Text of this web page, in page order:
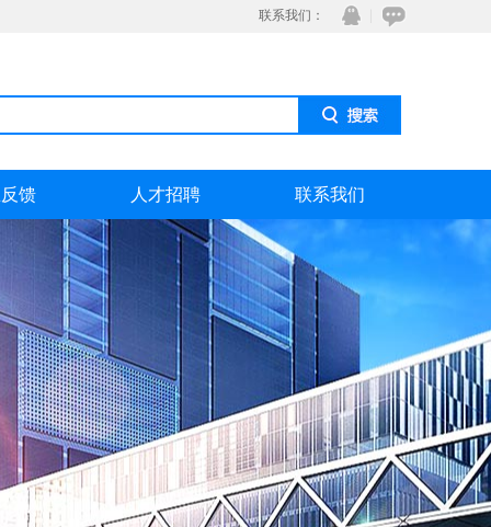
联系我们：
馈 人才招聘 联系我们